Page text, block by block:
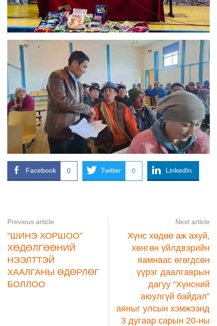
Facebook 0 Twitter 0 LinkedIn
Previous article
”ШИНЭ ХОРШОО”
ХӨДӨЛГӨӨНИЙ
НЭЭЛТТЭЙ
ХААЛГАНЫ ӨДӨРЛӨГ
БОЛЛОО
Next article
Хүнс хөдөө аж ахуй,
хөнгөн үйлдвэрийн
яамнаас өгөгдсөн
үүрэг даалгаврын
дагуу “Хүнсний
аюулгүй байдал”
аяныг улсын хэмжээнд
3 дугаар сарын 20-ны